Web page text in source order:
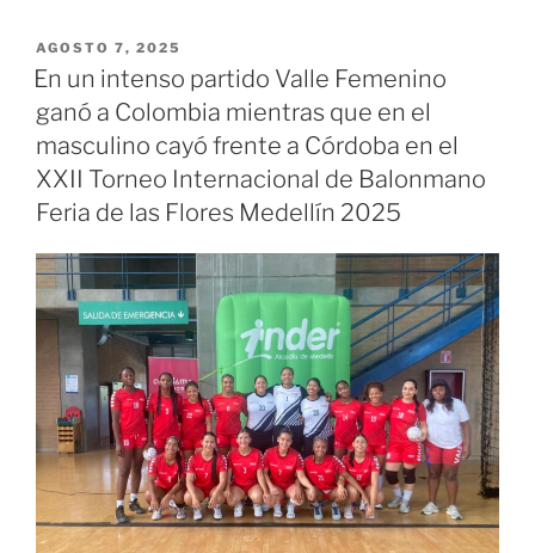
en
Copa
Colombia
y
avanza
a
de
final»
PUBLICADO
EL
AGOSTO 7, 2025
En un intenso partido Valle Femenino
ganó a Colombia mientras que en el
masculino cayó frente a Córdoba en el
XXII Torneo Internacional de Balonmano
Feria de las Flores Medellín 2025